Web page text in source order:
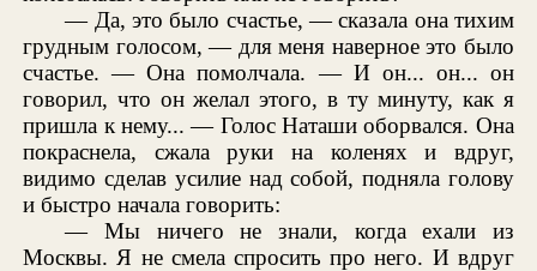
— Да, это было счастье, — сказала она тихим
грудным голосом, — для меня наверное это было
счастье. — Она помолчала. — И он... он... он
говорил, что он желал этого, в ту минуту, как я
пришла к нему... — Голос Наташи оборвался. Она
покраснела, сжала руки на коленях и вдруг,
видимо сделав усилие над собой, подняла голову
и быстро начала говорить:
— Мы ничего не знали, когда ехали из
Москвы. Я не смела спросить про него. И вдруг